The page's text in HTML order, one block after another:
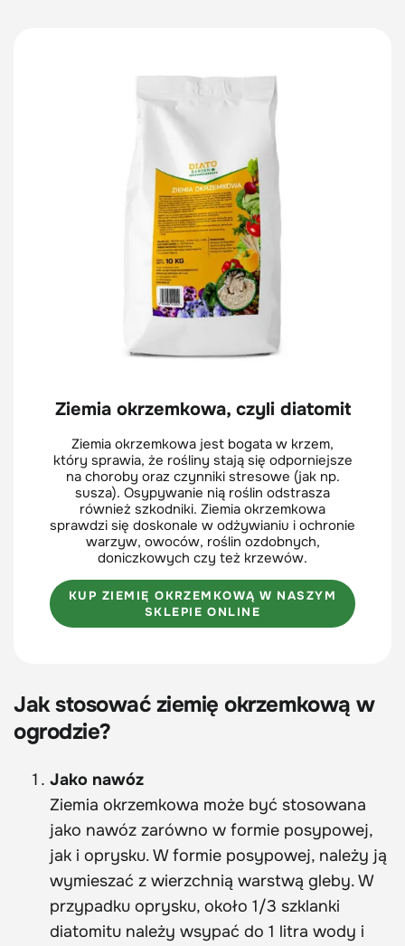
Ziemia okrzemkowa, czyli diatomit
Ziemia okrzemkowa jest bogata w krzem,
który sprawia, że rośliny stają się odporniejsze
na choroby oraz czynniki stresowe (jak np.
susza). Osypywanie nią roślin odstrasza
również szkodniki. Ziemia okrzemkowa
sprawdzi się doskonale w odżywianiu i ochronie
warzyw, owoców, roślin ozdobnych,
doniczkowych czy też krzewów.
KUP ZIEMIĘ OKRZEMKOWĄ W NASZYM
SKLEPIE ONLINE
Jak stosować ziemię okrzemkową w
ogrodzie?
Jako nawóz
Ziemia okrzemkowa może być stosowana
jako nawóz zarówno w formie posypowej,
jak i oprysku. W formie posypowej, należy ją
wymieszać z wierzchnią warstwą gleby. W
przypadku oprysku, około 1/3 szklanki
diatomitu należy wsypać do 1 litra wody i